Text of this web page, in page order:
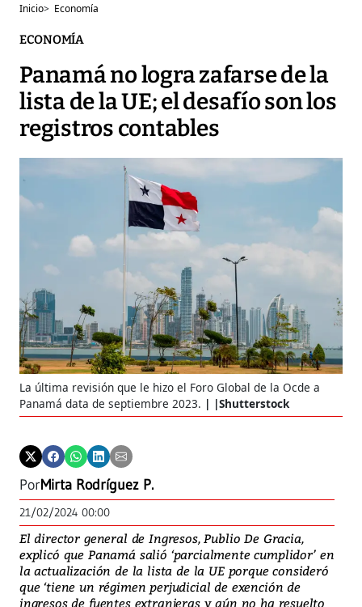
Inicio> Economía
ECONOMÍA
Panamá no logra zafarse de la
lista de la UE; el desafío son los
registros contables
La última revisión que le hizo el Foro Global de la Ocde a
Panamá data de septiembre 2023.
|Shutterstock
PorMirta Rodríguez P.
21/02/2024 00:00
El director general de Ingresos, Publio De Gracia,
explicó que Panamá salió ‘parcialmente cumplidor’ en
la actualización de la lista de la UE porque consideró
que ‘tiene un régimen perjudicial de exención de
ingresos de fuentes extranjeras y aún no ha resuelto